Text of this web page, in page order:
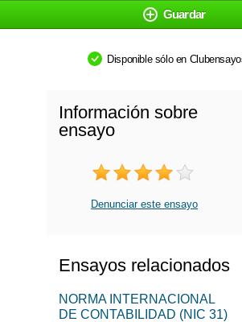
Guardar
Disponible sólo en
Información sobre
ensayo
Denunciar este ensayo
Ensayos relacionados
NORMA INTERNACIONAL
DE CONTABILIDAD (NIC 31)